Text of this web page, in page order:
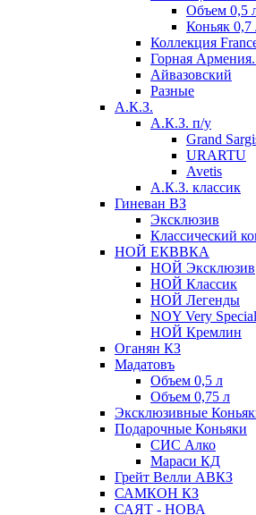
Объем 0,5
Коньяк 0,7
Коллекция
Горная
Айвазовский
Разные
А.К.З.
А.К.З. п/у
Grand
URARTU
Avetis
А.К.З. классик
Гиневан ВЗ
Эксклюзив
Классический
НОЙ ЕКВВКА
НОЙ Эксклюзив
НОЙ Классик
НОЙ Легенды
NOY Very Speсial
НОЙ Кремлин
Оганян КЗ
Мадатовъ
Объем 0,5 л
Объем 0,75 л
Эксклюзивные
Подарочные Коньяки
СИС Алко
Мараси КД
Грейт Велли АВКЗ
САМКОН КЗ
САЯТ - НОВА